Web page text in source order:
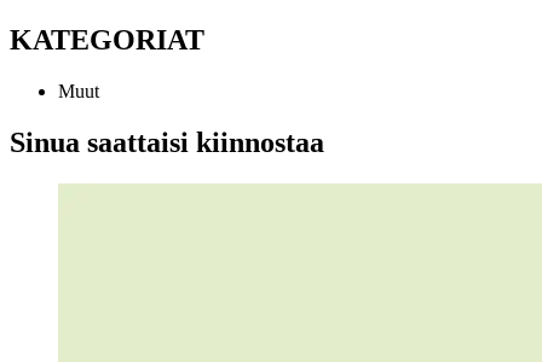
KATEGORIAT
Muut
Sinua saattaisi kiinnostaa